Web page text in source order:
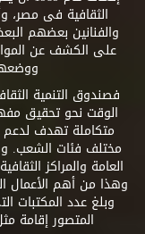
الثقافية فى مصر،
والفنانين بعضهم
على الكشف عن
فصندوق التنمية
الوقت نحو تحقيق
متكاملة تهدف لدعم
مختلف فئات الشعب.
العامة والمراكز
وهذا من أهم الأعمال
وبلغ عدد المكتبات
المتصور إقامة مثل